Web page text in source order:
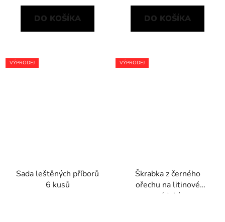
DO KOŠÍKA DO KOŠÍKA
VÝPRODEJ
Sada leštěných příborů
6 kusů
VÝPRODEJ
Škrabka z černého
ořechu na litinové
nádobí